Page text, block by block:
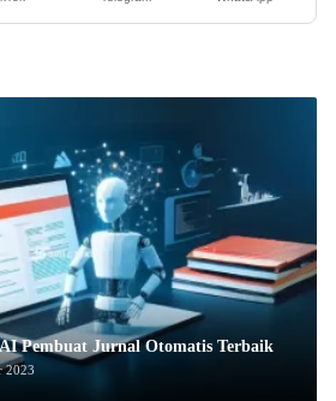
AI Pembuat Jurnal Otomatis Terbaik
2023